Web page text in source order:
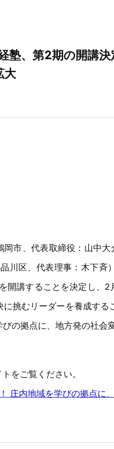
塾、第2期の開講
大
市、代表取締役：山中
川区、代表理事：木下
開講することを決定し、
挑むリーダーを養成す
の拠点に、地方発の社会
をご覧ください。
庄内地域を学びの拠点に